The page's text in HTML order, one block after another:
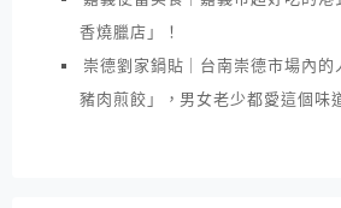
香燒臘店」！
崇德劉家鍋貼｜台南崇德市場內的
豬肉煎餃」，男女老少都愛這個味